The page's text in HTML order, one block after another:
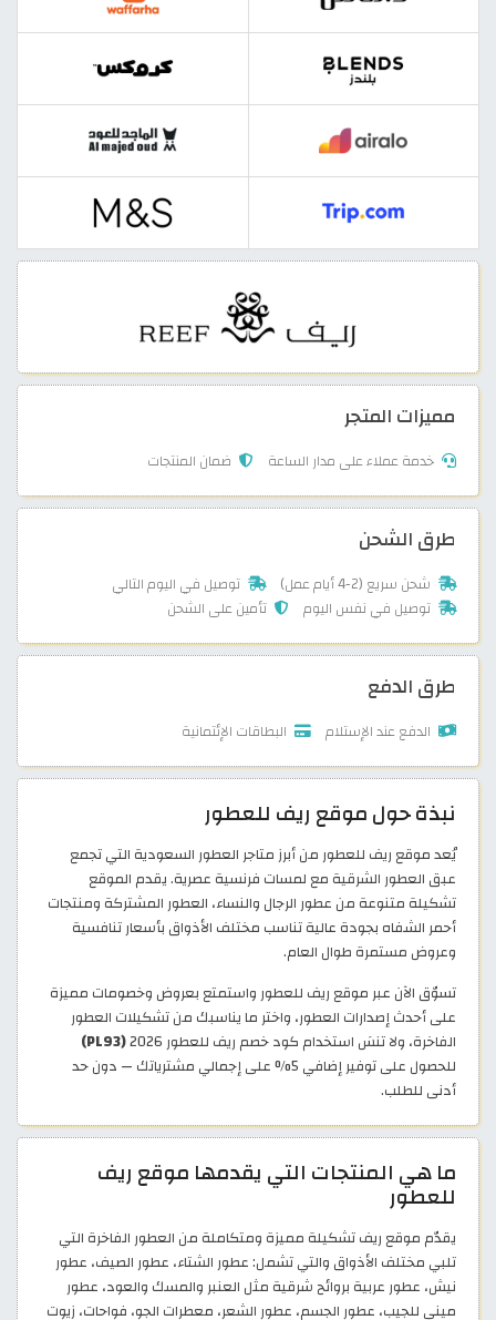
مميزات المتجر
خدمة عملاء على مدار الساعة ضمان المنتجات
طرق الشحن
شحن سريع (2-4 أيام عمل)
توصيل في اليوم التالي
توصيل في نفس اليوم
تأمين على الشحن
طرق الدفع
الدفع عند الإستلام البطاقات الإئتمانية
نبذة حول موقع ريف للعطور
يُعد موقع ريف للعطور من أبرز متاجر العطور السعودية التي تجمع
عبق العطور الشرقية مع لمسات فرنسية عصرية. يقدم الموقع
تشكيلة متنوعة من عطور الرجال والنساء، العطور المشتركة ومنتجات
أحمر الشفاه بجودة عالية تناسب مختلف الأذواق بأسعار تنافسية
وعروض مستمرة طوال العام.
تسوّق الآن عبر موقع ريف للعطور واستمتع بعروض وخصومات مميزة
على أحدث إصدارات العطور، واختر ما يناسبك من تشكيلات العطور
الفاخرة، ولا تنسَ استخدام كود خصم ريف للعطور 2026
(PL93)
للحصول على توفير إضافي 5% على إجمالي مشترياتك — دون حد
أدنى للطلب.
ما هي المنتجات التي يقدمها موقع ريف
للعطور
يقدّم موقع ريف تشكيلة مميزة ومتكاملة من العطور الفاخرة التي
تلبي مختلف الأذواق والتي تشمل: عطور الشتاء، عطور الصيف، عطور
نيش، عطور عربية بروائح شرقية مثل العنبر والمسك والعود، عطور
ميني للجيب، عطور الجسم، عطور الشعر، معطرات الجو، فواحات، زيوت